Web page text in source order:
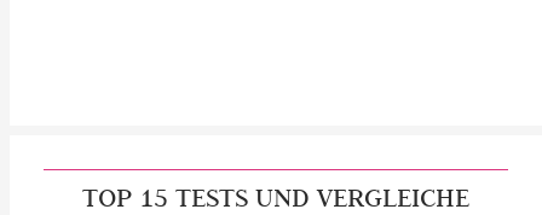
TOP 15 TESTS UND VERGLEICHE